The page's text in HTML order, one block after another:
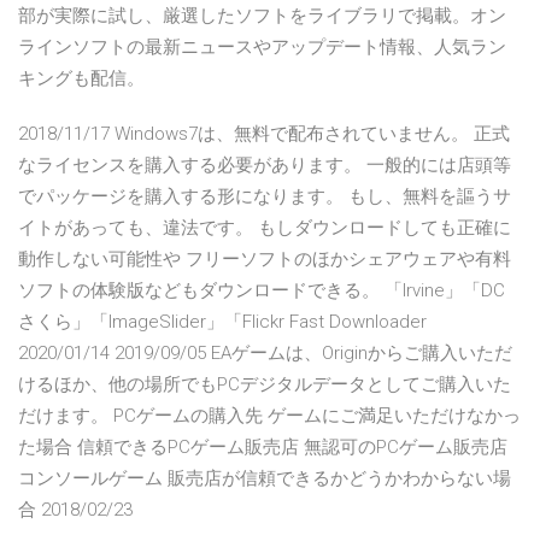
部が実際に試し、厳選したソフトをライブラリで掲載。オン
ラインソフトの最新ニュースやアップデート情報、人気ラン
キングも配信。
2018/11/17 Windows7は、無料で配布されていません。 正式
なライセンスを購入する必要があります。 一般的には店頭等
でパッケージを購入する形になります。 もし、無料を謳うサ
イトがあっても、違法です。 もしダウンロードしても正確に
動作しない可能性や フリーソフトのほかシェアウェアや有料
ソフトの体験版などもダウンロードできる。 「Irvine」「DC
さくら」「ImageSlider」「Flickr Fast Downloader
2020/01/14 2019/09/05 EAゲームは、Originからご購入いただ
けるほか、他の場所でもPCデジタルデータとしてご購入いた
だけます。 PCゲームの購入先 ゲームにご満足いただけなかっ
た場合 信頼できるPCゲーム販売店 無認可のPCゲーム販売店
コンソールゲーム 販売店が信頼できるかどうかわからない場
合 2018/02/23